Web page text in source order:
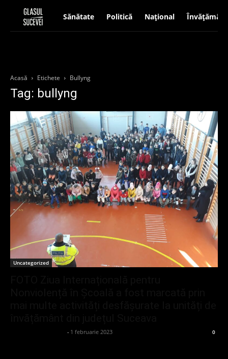
Sănătate Politică Național Învățământ
Acasă Etichete Bullyng
Tag: bullyng
Uncategorized
- 1 februarie 2023 0